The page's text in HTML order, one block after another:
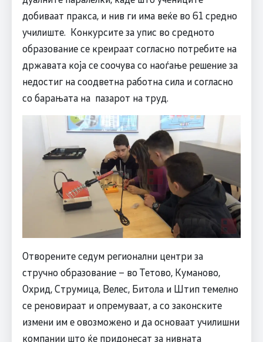
добиваат пракса, и нив ги има веќе во 61 средно
училиште. Конкурсите за упис во средното
образование се креираат согласно потребите на
државата која се соочува со наоѓање решение за
недостиг на соодветна работна сила и согласно
со барањата на пазарот на труд.
Отворените седум регионални центри за
стручно образование – во Тетово, Куманово,
Охрид, Струмица, Велес, Битола и Штип темелно
се реновираат и опремуваат, а со законските
измени им е овозможено и да основаат училишни
компании што ќе придонесат за нивната